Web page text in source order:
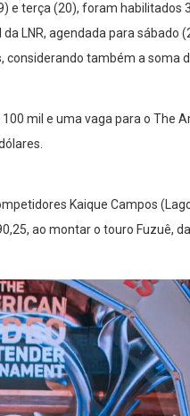
e terça (20), foram habilitados
LNR, agendada para sábado
também a soma
mil e uma vaga para o The
Kaique Campos
ao montar o touro Fuzuê, da